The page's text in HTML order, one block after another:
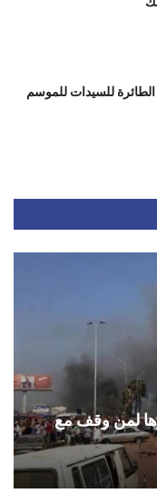
للسيدات للموسم
لمن وقف مع